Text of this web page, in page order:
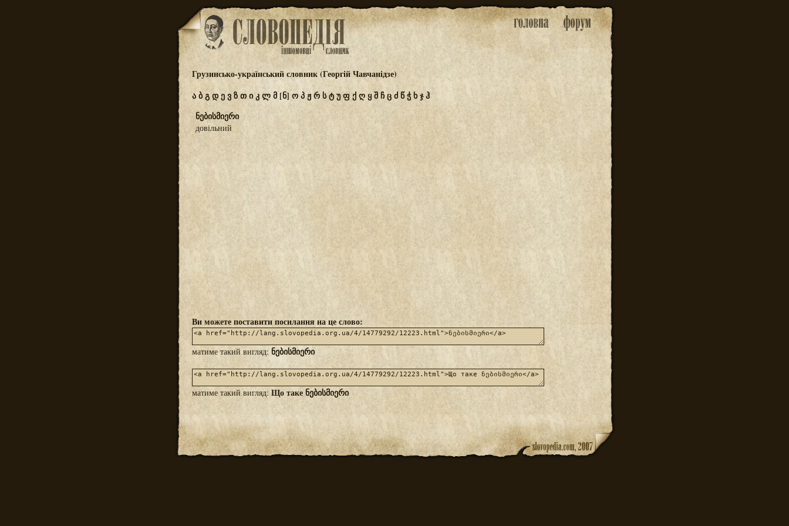
Грузинсько-український словник (Георгій Чавчанідзе)
აბგდევზთიკლმ [ნ] ოპჟრსტუფქღყშჩცძწჭხჯჰ
ნებისმიერი
довільний
Ви можете поставити посилання на це слово:
матиме такий вигляд: ნებისმიერი
матиме такий вигляд:Що таке ნებისმიერი